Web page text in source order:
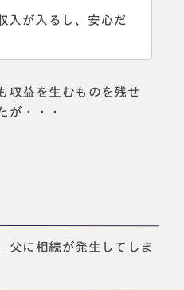
入が入るし、安心だ
収益を生むものを残せ
が・・・
父に相続が発生してしま